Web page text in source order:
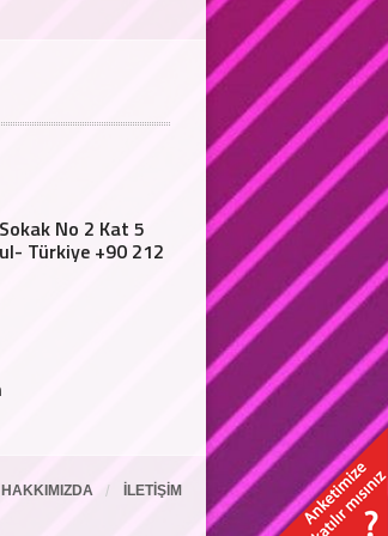
No 2 Kat 5
Türkiye +90 212
HAKKIMIZDA İLETIŞIM